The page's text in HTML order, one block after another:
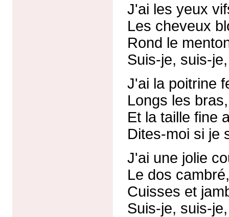
J'ai les yeux
Les cheveux
Rond le
Suis-je, suis-
J'ai la poitrine
Longs les
Et la taille fine
Dites-moi si je
J'ai une jolie
Le dos
Cuisses et
Suis-je, suis-